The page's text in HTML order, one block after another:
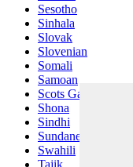
Sesotho
Sinhala
Slovak
Slovenian
Somali
Samoan
Scots Gaelic
Shona
Sindhi
Sundanese
Swahili